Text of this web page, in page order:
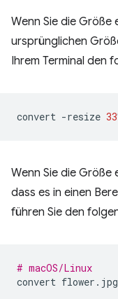
Wenn Sie die Größe
ursprünglichen
Ihrem Terminal den
convert -resize 33
Wenn Sie die Größe
dass es in einen
führen Sie den
# macOS/Linux
convert flower.jpg